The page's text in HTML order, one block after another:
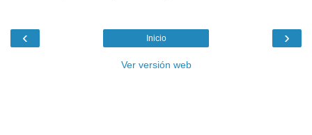
‹ ›
Inicio
Ver versión web